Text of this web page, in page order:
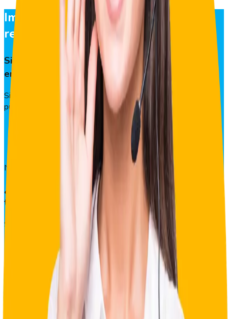
Importante: solo
administradores
reciben soporte directo
Si eres administrador de Geovictoria en tu
empresa.
Si eres administrador y no encontraste lo que buscabas,
puedes:
Escribirnos un mail a
soporte@geovictoria.com
contactarte directamente con nuestro
equipo de soporte
a través de los teléfonos oficiales.
Nuestro equipo estará encantado de ayudarte.
¿Eres un usuario con problemas de cualquier
tipo?
Si tienes problemas de cualquier tipo como por ejemplo:
Descuentos en tu pago salarial
Errores en sistemas o acceso
Contraseñas
O cualquier otro
Contacta al administrador de tu empresa. Es él quién
podrá ayudarte.
Si no sabes quién es tu administrador,